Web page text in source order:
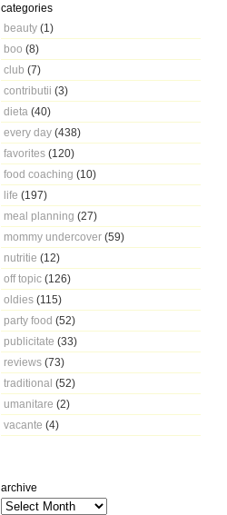
categories
beauty (1)
boo (8)
club (7)
contributii (3)
dieta (40)
every day (438)
favorites (120)
food coaching (10)
life (197)
meal planning (27)
mommy undercover (59)
nutritie (12)
off topic (126)
oldies (115)
party food (52)
publicitate (33)
reviews (73)
traditional (52)
umanitare (2)
vacante (4)
archive